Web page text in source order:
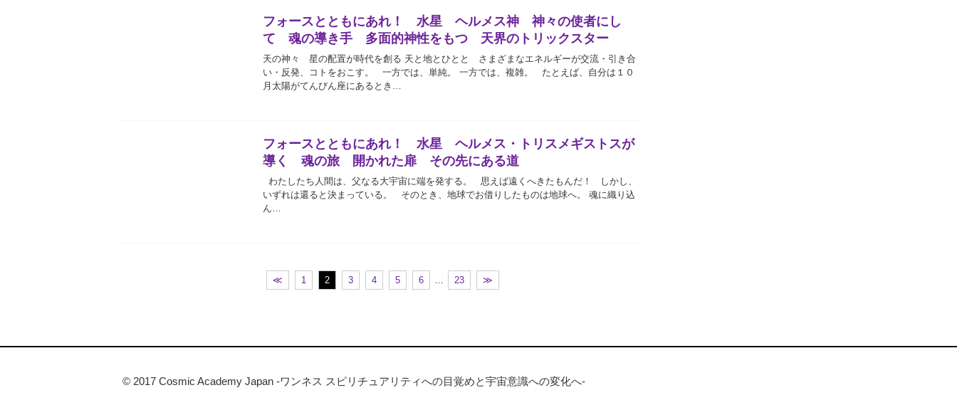
フォースとともにあれ！ 水星 ヘルメス神 神々の使者にし
て 魂の導き手 多面的神性をもつ 天界のトリックスター
天の神々 星の配置が時代を創る 天と地とひとと さまざまなエネルギーが交流・引き合
い・反発、コトをおこす。 一方では、単純。 一方では、複雑。 たとえば、自分は１０
月太陽がてんびん座にあるとき…
フォースとともにあれ！ 水星 ヘルメス・トリスメギストスが
導く 魂の旅 開かれた扉 その先にある道
わたしたち人間は、父なる大宇宙に端を発する。 思えば遠くへきたもんだ！ しかし、
いずれは還ると決まっている。 そのとき、地球でお借りしたものは地球へ。 魂に織り込
ん…
≪ 1 2 3 4 5 6 … 23 ≫
© 2017 Cosmic Academy Japan -ワンネス スピリチュアリティへの目覚めと宇宙意識への変化へ-